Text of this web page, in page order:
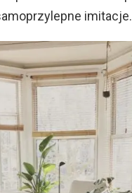
imitacje.